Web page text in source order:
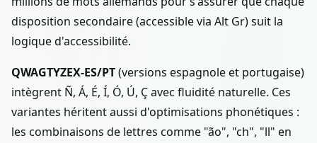
disposition secondaire (accessible via Alt Gr) suit la
logique d'accessibilité.
QWAGTYZEX-ES/PT(versions espagnole et portugaise)
intègrent Ñ, Á, É, Í, Ó, Ú, Ç avec fluidité naturelle. Ces
variantes héritent aussi d'optimisations phonétiques :
les combinaisons de lettres comme "ão", "ch", "ll" en